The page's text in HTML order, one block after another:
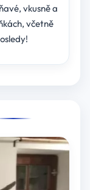
vkusně a
včetně